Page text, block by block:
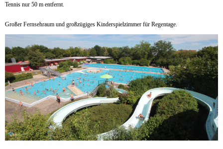
Tennis nur 50 m entfernt.
Großer Fernsehraum und großzügiges Kinderspielzimmer für Regentage.